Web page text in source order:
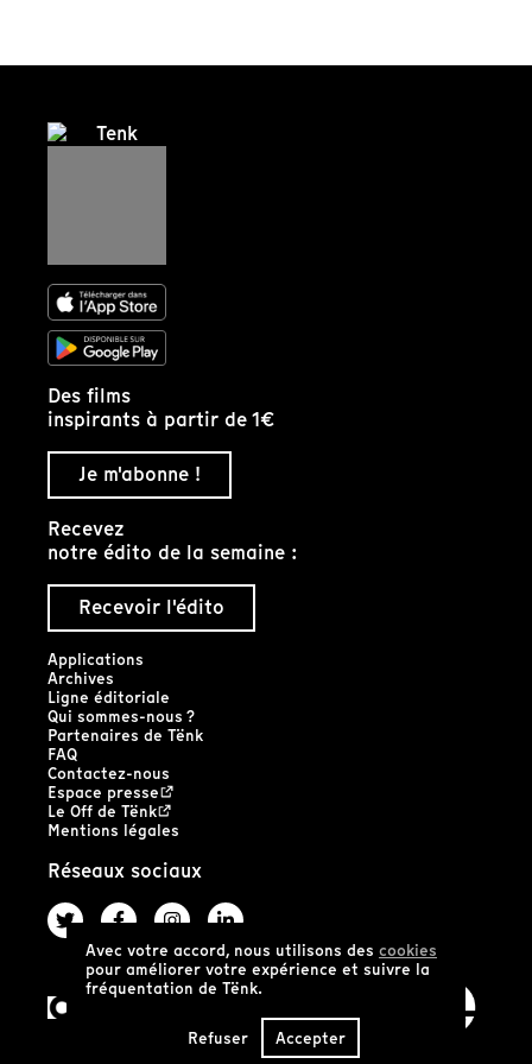
Avec votre accord, nous utilisons des cookies
pour améliorer votre expérience et suivre la
fréquentation de Tënk.
Refuser Accepter
Des films
inspirants à partir de 1€
Je m'abonne !
Recevez
notre édito de la semaine :
Recevoir l'édito
Applications
Archives
Ligne éditoriale
Qui sommes-nous ?
Partenaires de Tënk
FAQ
Contactez-nous
Espace presse
Le Off de Tënk
Mentions légales
Réseaux sociaux